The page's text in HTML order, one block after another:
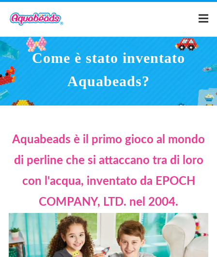
Home
Cos'è Aquabeads?
Per i genitori
Come è stato inventato
Aquabeads?
Aquabeads è il primo gioco al mondo
di perline che si attaccano tra di loro
con l'acqua, inventato da EPOCH
COMPANY, LTD. nel 2004.